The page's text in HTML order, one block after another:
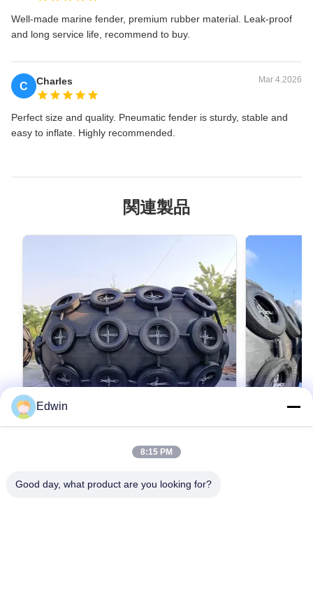
Well-made marine fender, premium rubber material. Leak-proof
and long service life, recommend to buy.
C Charles Mar 4.2026
Perfect size and quality. Pneumatic fender is sturdy, stable and
easy to inflate. Highly recommended.
関連製品
格準拠 衝撃抵抗強化 OEM
Edwin
8:15 PM
Good day, what product are you looking for?